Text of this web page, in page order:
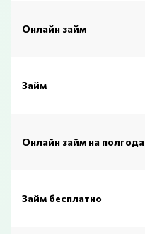
Онлайн займ
Займ
Онлайн займ на полгода
Займ бесплатно